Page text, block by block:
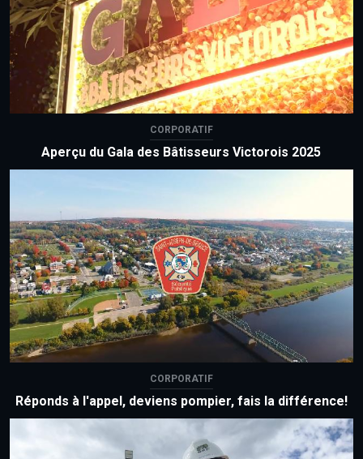
CORPORATIF
Aperçu du Gala des Bâtisseurs Victorois 2025
CORPORATIF
Réponds à l'appel, deviens pompier, fais la différence!